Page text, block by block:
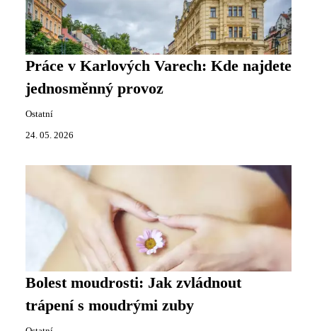
Práce v Karlových Varech: Kde najdete
jednosměnný provoz
Ostatní
24. 05. 2026
Bolest moudrosti: Jak zvládnout
trápení s moudrými zuby